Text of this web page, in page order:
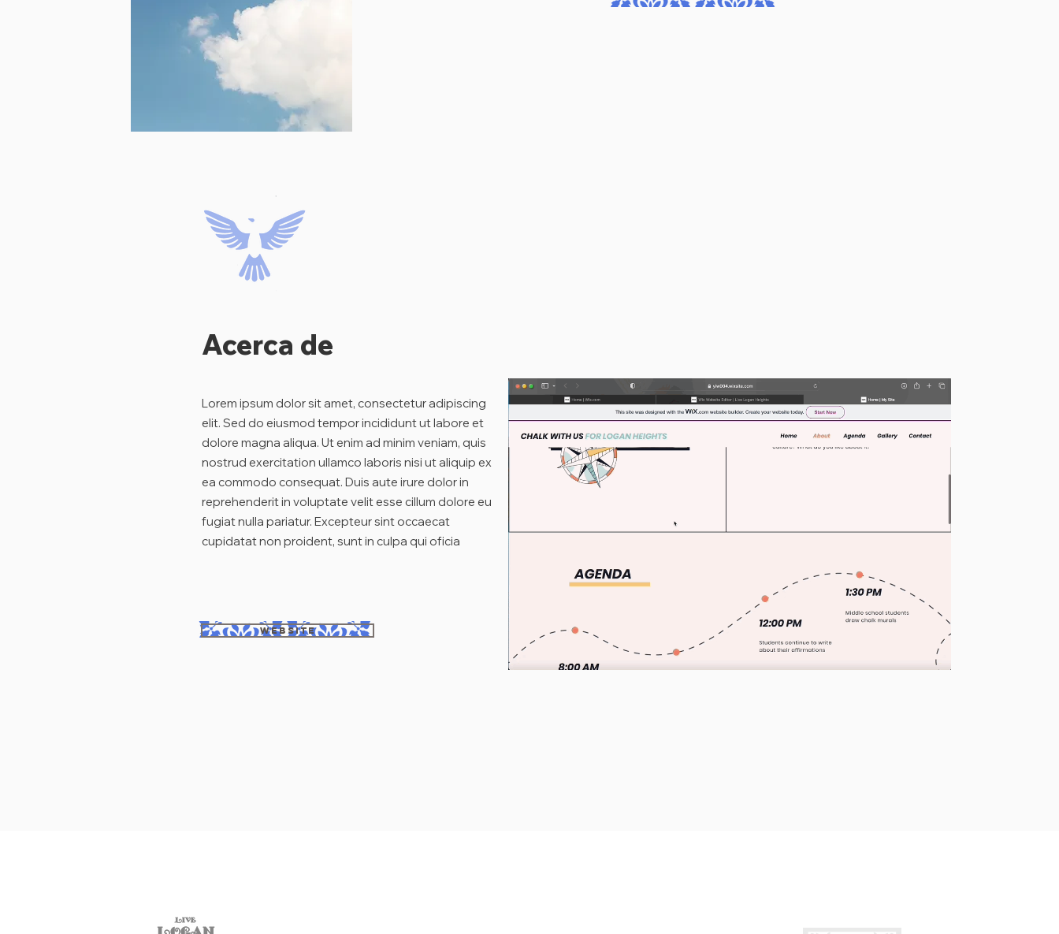
Acerca de
Lorem ipsum dolor sit amet, consectetur adipiscing
elit. Sed do eiusmod tempor incididunt ut labore et
dolore magna aliqua. Ut enim ad minim veniam, quis
nostrud exercitation ullamco laboris nisi ut aliquip ex
ea commodo consequat. Duis aute irure dolor in
reprehenderit in voluptate velit esse cillum dolore eu
fugiat nulla pariatur. Excepteur sint occaecat
cupidatat non proident, sunt in culpa qui oficia
WEBSITE